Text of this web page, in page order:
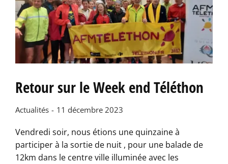
Retour sur le Week end Téléthon
Actualités 11 décembre 2023
Vendredi soir, nous étions une quinzaine à
participer à la sortie de nuit , pour une balade de
12km dans le centre ville illuminée avec les